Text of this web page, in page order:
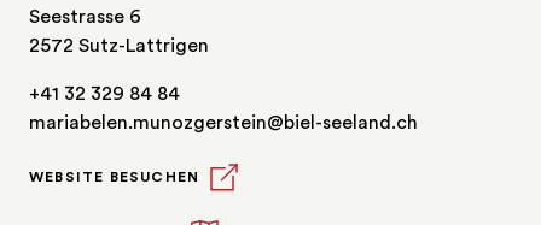
Seestrasse 6
2572 Sutz-Lattrigen
+41 32 329 84 84
mariabelen.munozgerstein@biel-seeland.ch
WEBSITE BESUCHEN